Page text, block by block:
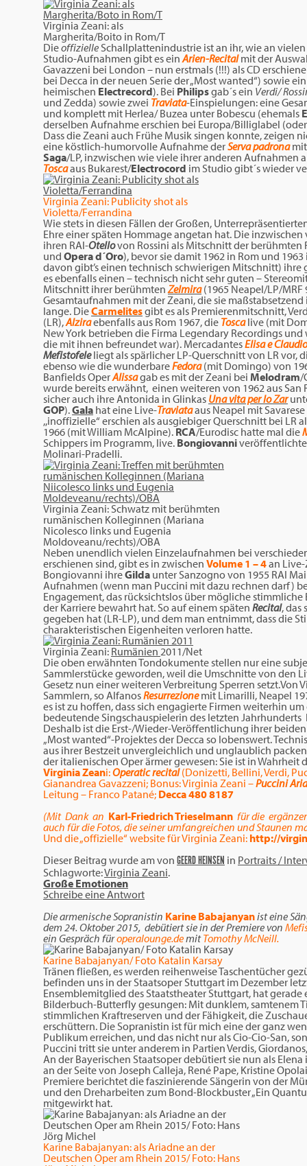
Virginia Zeani: als
Margherita/Boito in Rom/T
Dieoffizielle Schallplattenindustrie ist an ihr, wie an
Studio-Aufnahmen gibt es einArien-Recital mit der
Gavazzeni bei London – nun erstmals (!!!) als CD
bei Decca in der neuen Serie der „Most wanted“) sowie
heimischen Electrecord). Bei Philipsgab´s ein Verdi/
und Zedda) sowie zwei Traviata-Einspielungen: eine
und komplett mit Herlea/ Buzea unter Bobescu (ehemals
derselben Aufnahme erschien bei Europa/Billiglabel
Dass die Zeani auch Frühe Musik singen konnte, zeigen
eine köstlich-humorvolle Aufnahme derServa padronamit
Saga/LP, inzwischen wie viele ihrer anderen Aufnahmen
Toscaaus Bukarest/Electrocord im Studio gibt´s wieder
Virginia Zeani: Publicity shot als
Violetta/Ferrandina
Wie stets in diesen Fällen der Großen,
Ehre einer späten Hommage angetan hat. Die
ihren RAl-Otellovon Rossini als Mitschnitt der
und Opera d´Oro), bevor sie damit 1962 in Rom und
davon gibt’s einen technisch schwierigen Mitschnitt)
es ebenfalls einen – technisch nicht sehr guten –
Mitschnitt ihrer berühmtenZelmira (1965 Neapel/LP/MRF
Gesamtaufnahmen mit der Zeani, die sie
lange. DieCarmelitesgibt es als Premierenmitschnitt,
(LR),Alziraebenfalls aus Rom 1967, die Tosca live (mit
New York betrieben die Firma Legendary Recordings
die mit ihnen befreundet war). MercadantesElisa e Claudio
Mefistofele liegt als spärlicher LP-Querschnitt von LR vor,
ebenso wie die wunderbareFedora (mit Domingo) von
Banfields OperAlissagab es mit der Zeani bei Melodram/
wurde bereits erwähnt, einen weiteren von 1962 aus San
sicher auch ihre Antonida in Glinkas Una vita per lo Zar
GOP).Gala hat eine Live-Traviataaus Neapel mit
,,inoffizielle“ erschien als ausgiebiger Querschnitt bei
1966 (mit William McAlpine). RCA/Eurodisc hatte mal die
Schippers im Programm, live. Bongiovanni
Molinari-Pradelli.
Virginia Zeani: Schwatz mit berühmten
rumänischen Kolleginnen (Mariana
Nicolesco links und Eugenia
Moldoveanu/rechts)/OBA
Neben unendlich vielen Einzelaufnahmen bei
erschienen sind, gibt es in zwischen Volume 1 – 4an
Bongiovanni ihreGilda unter Sanzogno von 1955 RAI
Aufnahmen (wenn man Puccini mit dazu rechnen darf)
Engagement, das rücksichtslos über mögliche
der Karriere bewahrt hat. So auf einem späten Recital, das
gegeben hat (LR-LP), und dem man entnimmt, dass die
charakteristischen Eigenheiten verloren hatte.
Virginia Zeani: Rumänien 2011/Net
Die oben erwähnten Tondokumente stellen nur eine
Sammlerstücke geworden, weil die Umschnitte von den
Gesetz nun einer weiteren Verbreitung Sperren
Sammlern, so AlfanosResurrezione mit Limarilli, Neapel
es ist zu hoffen, dass sich engagierte Firmen weiterhin
bedeutende Singschauspielerin des letzten Jahrhunderts
Deshalb ist die Erst-/Wieder-Veröffentlichung ihrer
„Most wanted“-Projektes der Decca so lobenswert.
aus ihrer Bestzeit unvergleichlich und unglaublich
der italienischen Oper ärmer gewesen: Sie ist in Wahrheit
Virginia Zeani:Operatic recital(Donizetti, Bellini, Verdi,
Gianandrea Gavazzeni; Bonus: Virginia Zeani –Puccini
Leitung – Franco Patané; Decca 480 8187
(Mit Dank an Karl-Friedrich Trieselmann für die
auch für die Fotos, die seiner umfangreichen und Staunen
Und die „offizielle“ website für Virginia Zeani: http://
Dieser Beitrag wurde amvon GEERD HEINSEN in Portraits /
Schlagworte:Virginia Zeani.
Große Emotionen
Schreibe eine Antwort
Die armenische Sopranistin Karine Babajanyanist eine
dem 24. Oktober 2015, debütiert sie in der Premiere von
ein Gespräch füroperalounge.demitTomothy McNeill.
Karine Babajanyan/ Foto Katalin Karsay
Tränen fließen, es werden reihenweise Taschentücher
befinden uns in der Staatsoper Stuttgart im Dezember
Ensemblemitglied des Staatstheater Stuttgart, hat
Bilderbuch-Butterfly gesungen: Mit dunklem, samtenem
stimmlichen Kraftreserven und der Fähigkeit, die
erschüttern. Die Sopranistin ist für mich eine der ganz
Publikum erreichen, und das nicht nur als Cio-Cio-San,
Puccini tritt sie unter anderem in Partien Verdis,
An der Bayerischen Staatsoper debütiert sie nun als
an der Seite von Joseph Calleja, René Pape, Kristine
Premiere berichtet die faszinierende Sängerin von der
und den Dreharbeiten zum Bond-Blockbuster „Ein
mitgewirkt hat.
Karine Babajanyan: als Ariadne an der
Deutschen Oper am Rhein 2015/ Foto: Hans